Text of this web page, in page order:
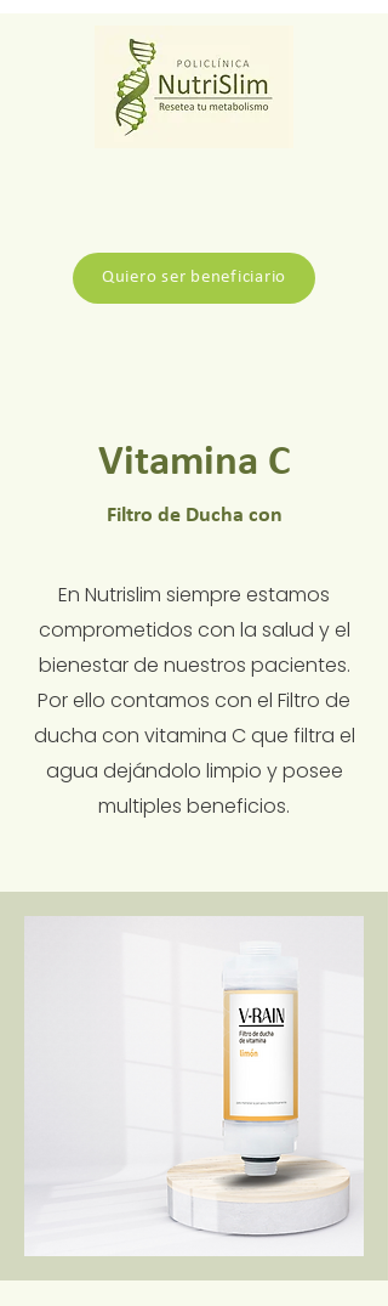
Quiero ser beneficiario
Vitamina C
Filtro de Ducha con
En Nutrislim siempre estamos
comprometidos con la salud y el
bienestar de nuestros pacientes.
Por ello contamos con el Filtro de
ducha con vitamina C que filtra el
agua dejándolo limpio y posee
multiples beneficios.